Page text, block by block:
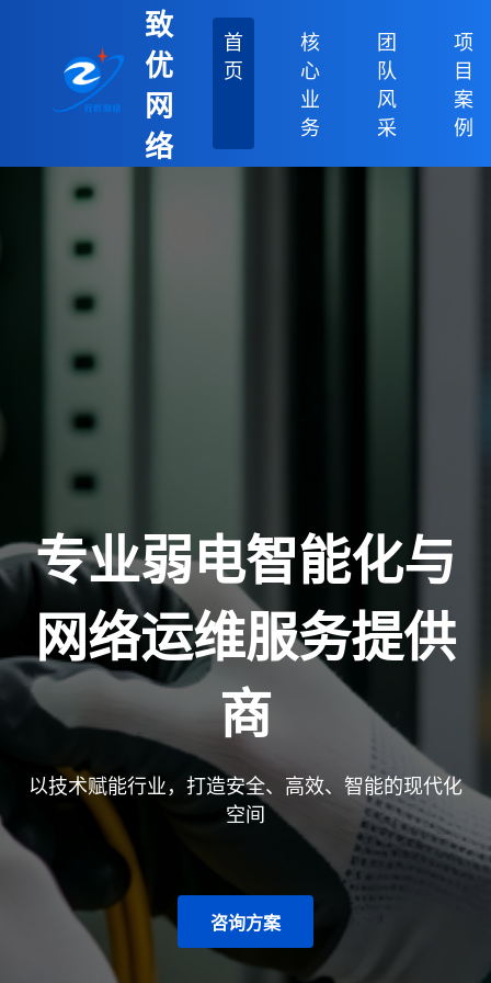
致
优
网
络
首
页
核
心
业
务
团
队
风
采
项
目
案
例
专业弱电智能化与
网络运维服务提供
商
以技术赋能行业，打造安全、高效、智能的现代化
空间
咨询方案